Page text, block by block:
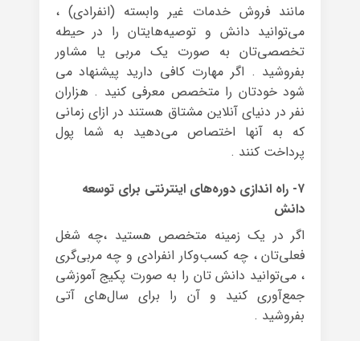
مانند فروش خدمات غیر وابسته (انفرادی) ،
می‌توانید دانش و توصیه‌هایتان را در حیطه
تخصصی‌تان به صورت یک مربی یا مشاور
بفروشید . اگر مهارت کافی دارید پیشنهاد می
شود خودتان را متخصص معرفی کنید . هزاران
نفر در دنیای آنلاین مشتاق هستند در ازای زمانی
که به آنها اختصاص می‌دهید به شما پول
پرداخت کنند .
۷- راه اندازی دوره‌های اینترنتی برای توسعه
دانش
اگر در یک زمینه متخصص هستید ،چه شغل
فعلی‌تان ، چه کسب‌وکار انفرادی و چه مربی‌گری
، می‌توانید دانش تان را به صورت پکیج آموزشی
جمع‌آوری کنید و آن را برای سال‌های آتی
بفروشید .